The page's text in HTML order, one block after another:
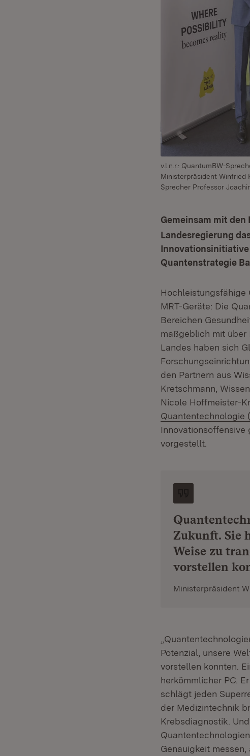
v.l.n.r.: QuantumBW-
Ministerpräsident Winfried
Sprecher Professor
Gemeinsam mit
Landesregierung
Innovationsinitiative
Quantenstrategie
Hochleistungsfähige
MRT-Geräte: Die
Bereichen
maßgeblich mit über
Landes haben sich
den Partnern aus
Kretschmann,
Nicole Hoffmeister-
Quantentechnologie
Innovationsoffensive
vorgestellt.
Zukunft. Sie
Weise zu
vorstellen
Ministerpräsident
Potenzial, unsere
vorstellen konnten.
herkömmlicher PC.
schlägt jeden
der Medizintechnik
Krebsdiagnostik.
Genauigkeit